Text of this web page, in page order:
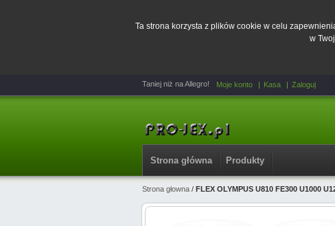
Ta strona korzysta z plików cookie w celu
w
Taniej niż na Allegro! Moje konto Kasa Zaloguj
Strona główna Produkty
Strona głowna / FLEX OLYMPUS U810 FE300 U1000